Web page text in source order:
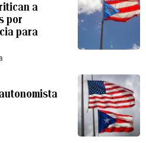
a
por
para